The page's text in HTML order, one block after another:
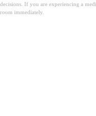
decisions. If you are experiencing a
room immediately.